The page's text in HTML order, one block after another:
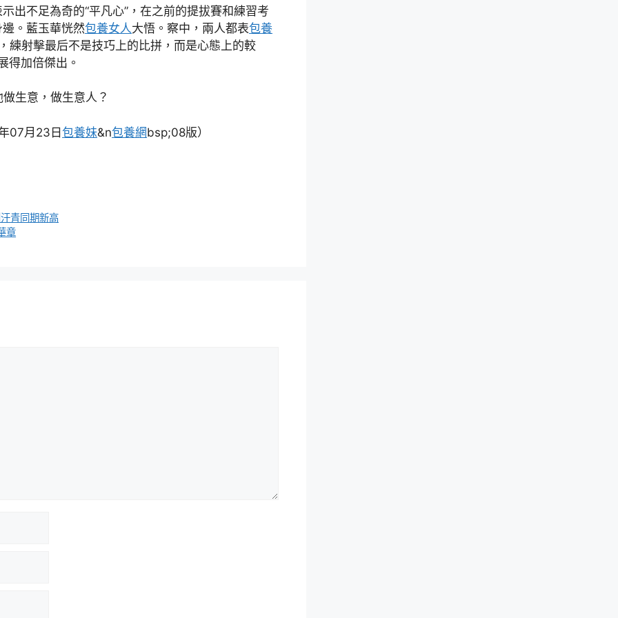
出不足為奇的“平凡心”，在之前的提拔賽和練習考
。藍玉華恍然包養女人大悟。察中，兩人都表包養
練射擊最后不是技巧上的比拼，而是心態上的較
得加倍傑出。
生意，做生意人？
07月23日包養妹&n包養網bsp;08版）
青同期新高
章